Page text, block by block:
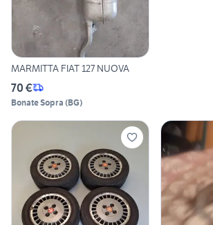
MARMITTA FIAT 127 NUOVA
70 €
Bonate Sopra (BG)